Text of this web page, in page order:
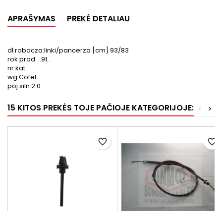
APRAŠYMAS PREKĖ DETALIAU
dł.robocza:linki/pancerza [cm] 93/83
rok prod. ..91..
nr.kat.
wg.Cofel
poj.siln.2.0
15 KITOS PREKĖS TOJE PAČIOJE KATEGORIJOJE: >
<
favorite_border favorite_border